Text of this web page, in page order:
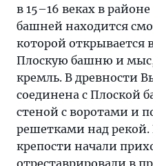
в 15–16 веках в
башней находится
которой открывается
Плоскую башню и мыс,
кремль. В древности
соединена с Плоской
стеной с воротами и
решетками над рекой.
крепости начали